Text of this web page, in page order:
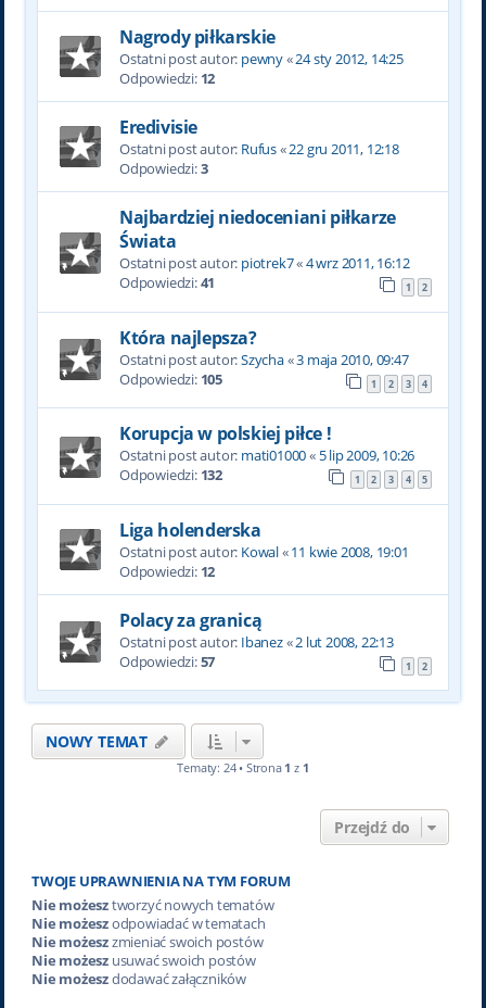
Nagrody piłkarskie
Ostatni post autor: pewny«24 sty 2012, 14:25
Odpowiedzi: 12
Eredivisie
Ostatni post autor: Rufus«22 gru 2011, 12:18
Odpowiedzi:3
Najbardziej niedoceniani piłkarze
Świata
Ostatni post autor: piotrek7«4 wrz 2011, 16:12
Odpowiedzi:41 1 2
Która najlepsza?
Ostatni post autor:Szycha«3 maja 2010, 09:47
Odpowiedzi: 105 1 2 3 4
Korupcja w polskiej piłce !
Ostatni post autor: mati01000« 5 lip 2009, 10:26
Odpowiedzi: 132 1 2 3 4 5
Liga holenderska
Ostatni post autor: Kowal«11 kwie 2008, 19:01
Odpowiedzi: 12
Polacy za granicą
Ostatni post autor: Ibanez«2 lut 2008, 22:13
Odpowiedzi:57 1 2
NOWY TEMAT
Tematy: 24 • Strona 1 z 1
Przejdź do
TWOJE UPRAWNIENIA NA TYM FORUM
Nie możesztworzyć nowych tematów
Nie możeszodpowiadać w tematach
Nie możeszzmieniać swoich postów
Nie możeszusuwać swoich postów
Nie możeszdodawać załączników